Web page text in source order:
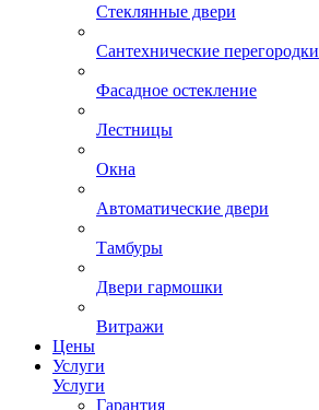
Стеклянные двери
Сантехнические перегородки
Фасадное остекление
Лестницы
Окна
Автоматические двери
Тамбуры
Двери гармошки
Витражи
Цены
Услуги
Услуги
Гарантия